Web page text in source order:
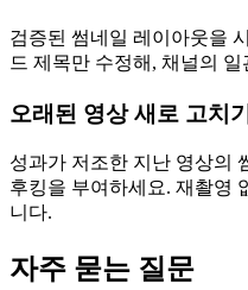
검증된 썸네일 레이아웃을
드 제목만 수정해, 채널의
오래된 영상 새로 고치기
성과가 저조한 지난 영상의
후킹을 부여하세요. 재촬영
니다.
자주 묻는 질문